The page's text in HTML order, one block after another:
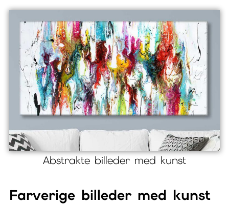
Abstrakte billeder med kunst
Farverige billeder med kunst